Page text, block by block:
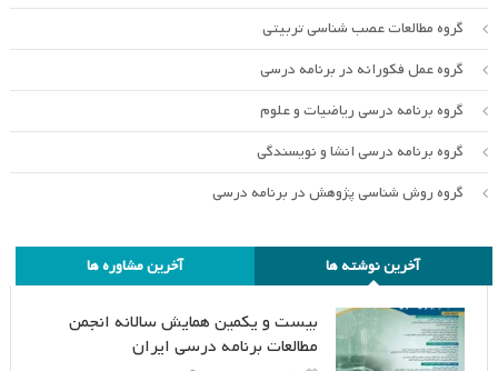
گروه مطالعات عصب شناسی تربیتی
گروه عمل فکورانه در برنامه درسی
گروه برنامه درسی ریاضیات و علوم
گروه برنامه درسی انشا و نویسندگی
گروه روش شناسی پژوهش در برنامه درسی
آخرین نوشته ها آخرین مشاوره ها
بیست و یکمین همایش سالانه انجمن
مطالعات برنامه درسی ایران